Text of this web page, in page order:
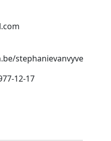
stephanievanvyve
12-17